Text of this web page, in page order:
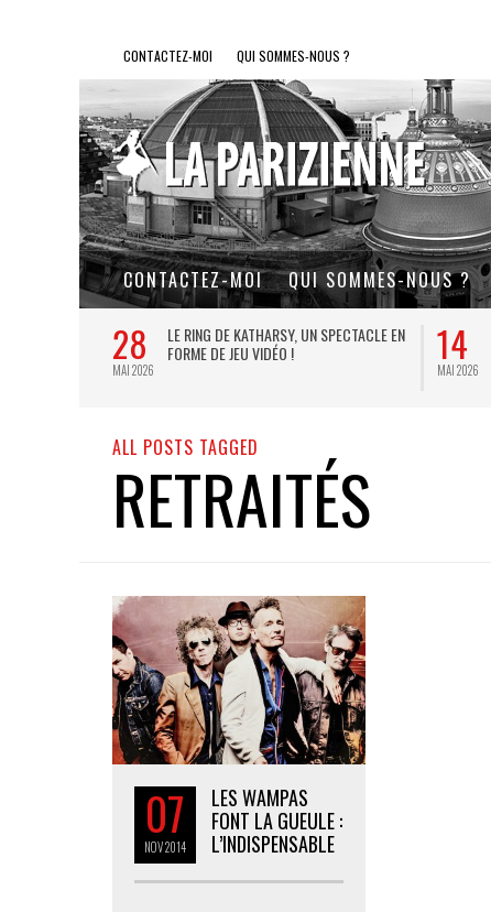
CONTACTEZ-MOI QUI SOMMES-NOUS ?
CONTACTEZ-MOI QUI SOMMES-NOUS ?
28
MAI 2026
LE RING DE KATHARSY, UN SPECTACLE EN
FORME DE JEU VIDÉO !
14
MAI 2026
ALL POSTS TAGGED
RETRAITÉS
07
NOV2014
LES WAMPAS
FONT LA GUEULE :
L’INDISPENSABLE